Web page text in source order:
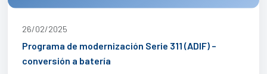
26/02/2025
Programa de modernización Serie 311 (ADIF) –
conversión a batería